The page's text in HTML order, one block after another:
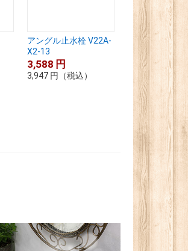
アングル止水栓 V22A-
X2-13
3,588 円
3,947 円 （税込）
Hiモダンアン
栓 クロ...
7,664 円
8,430 （税込